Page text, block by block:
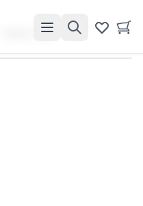
Носки "Кусь"